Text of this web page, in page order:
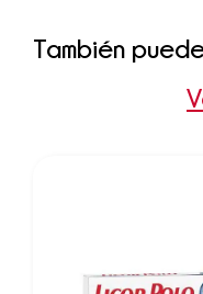
También